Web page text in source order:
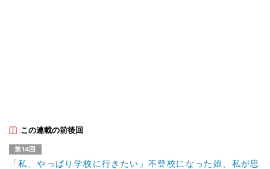
この連載の前後回
第14回
「私、やっぱり学校に行きたい」不登校になった娘、私が思